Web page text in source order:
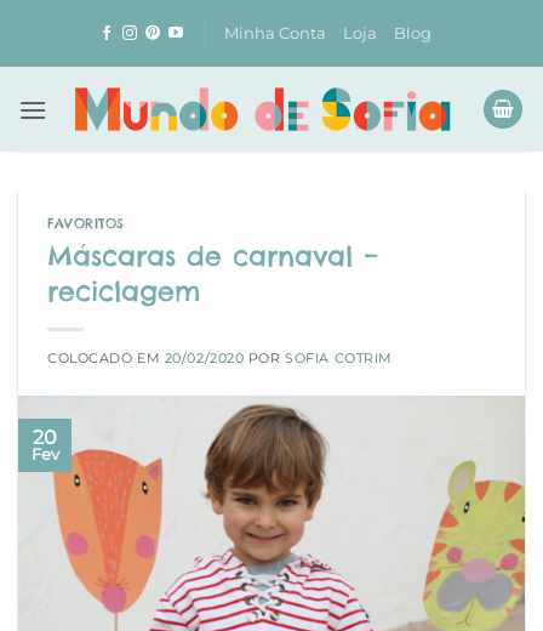
content
Minha Conta Loja Blog
FAVORITOS
Máscaras de carnaval –
reciclagem
COLOCADO EM 20/02/2020 PORSOFIA COTRIM
20
Fev